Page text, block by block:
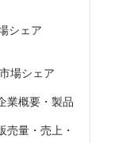
シェア
場シェア
業概要・製品
売量・売上・